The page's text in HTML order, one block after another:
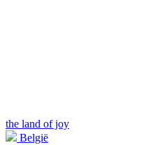
the land of joy
België